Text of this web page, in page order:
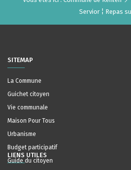
Servior ¦ Repas
SITEMAP
La Commune
Guichet citoyen
Vie communale
Maison Pour Tous
Urbanisme
Budget participatif
Guide du citoyen
LIENS UTILES